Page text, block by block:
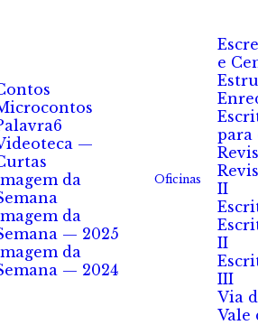
—
da
da
— 2025
da
— 2024
Oficinas
e
para
II
II
III
Via
Vale